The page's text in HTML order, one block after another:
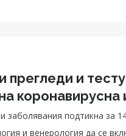
прегледи и
коронавирусна
подтикна за
и венерология да се